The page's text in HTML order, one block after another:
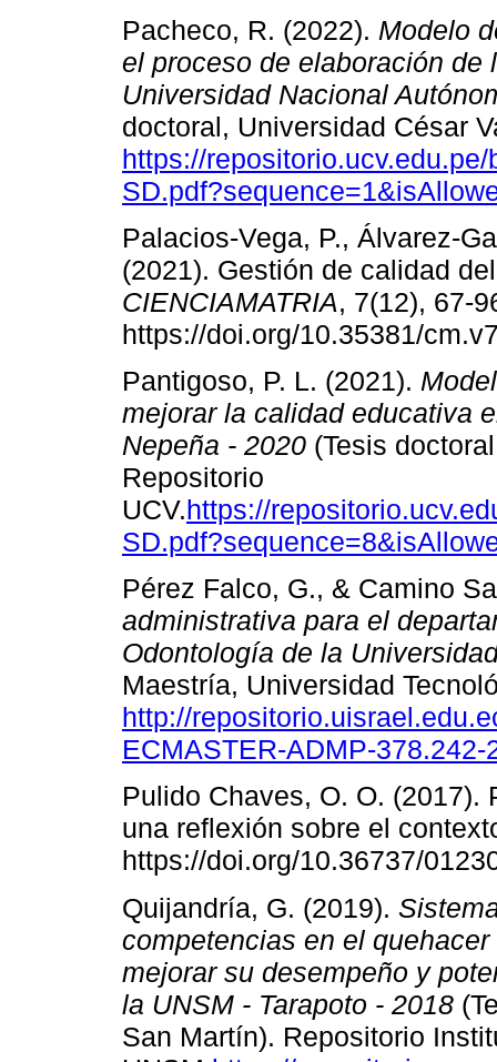
Pacheco, R. (2022). Modelo
el proceso de elaboración
Universidad Nacional
doctoral, Universidad César
https://
Palacios-Vega, P., Álvarez-
(2021). Gestión de calidad
CIENCIAMATRIA, 7(12), 67-
https://doi.org/10.35381/
Pantigoso, P. L. (2021).
mejorar la calidad educativa
Nepeña - 2020 (Tesis
Repositorio
UCV.https://
Pérez Falco, G., & Camino
administrativa para el
Odontología de la
Maestría, Universidad
http://
ECMASTER-ADMP-378.242-
Pulido Chaves, O. O.
una reflexión sobre el
https://doi.org/10.36737/
Quijandría, G. (2019).
competencias en el
mejorar su desempeño y
la UNSM - Tarapoto - 2018
San Martín). Repositorio